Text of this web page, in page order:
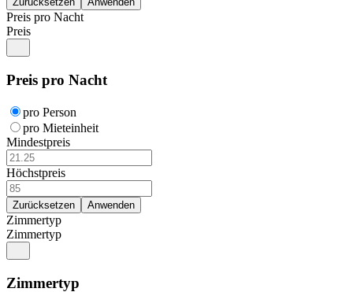
Preis pro Nacht
Preis
Preis pro Nacht
pro Person
pro Mieteinheit
Mindestpreis
Höchstpreis
Zimmertyp
Zimmertyp
Zimmertyp